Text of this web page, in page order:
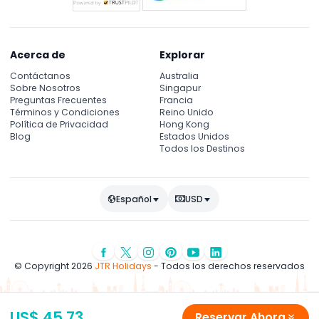
Acerca de
Contáctanos
Sobre Nosotros
Preguntas Frecuentes
Términos y Condiciones
Política de Privacidad
Blog
Explorar
Australia
Singapur
Francia
Reino Unido
Hong Kong
Estados Unidos
Todos los Destinos
Español USD
© Copyright 2026 JTR Holidays - Todos los derechos reservados